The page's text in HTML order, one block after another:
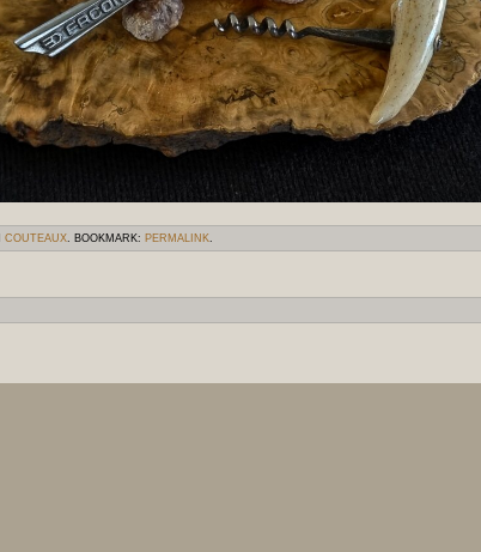
COUTEAUX. BOOKMARK: PERMALINK.